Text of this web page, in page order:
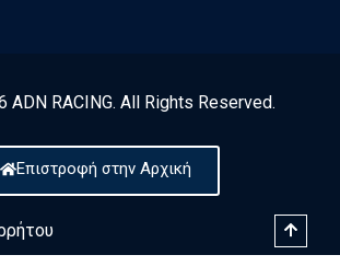
RACING. All Rights Reserved.
Επιστροφή στην Αρχική